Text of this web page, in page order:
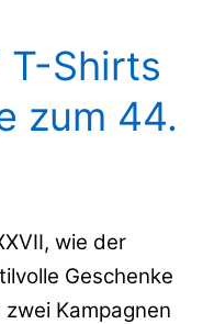
T-Shirts
zum 44.
wie der
Geschenke
Kampagnen